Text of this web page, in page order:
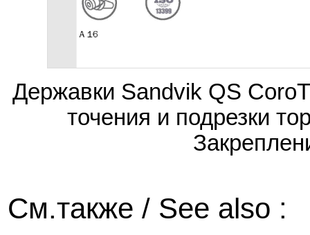
Державки Sandvik QS
точения и подрезки
См.также / See also :